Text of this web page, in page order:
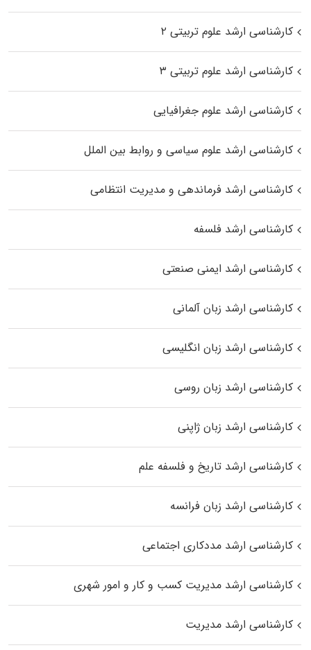
کارشناسی ارشد علوم تربیتی ۲
کارشناسی ارشد علوم تربیتی ۳
کارشناسی ارشد علوم جغرافیایی
کارشناسی ارشد علوم سیاسی و روابط بین الملل
کارشناسی ارشد فرماندهی و مدیریت انتظامی
کارشناسی ارشد فلسفه
کارشناسی ارشد ایمنی صنعتی
کارشناسی ارشد زبان آلمانی
کارشناسی ارشد زبان انگلیسی
کارشناسی ارشد زبان روسی
کارشناسی ارشد زبان ژاپنی
کارشناسی ارشد تاریخ و فلسفه علم
کارشناسی ارشد زبان فرانسه
کارشناسی ارشد مددکاری اجتماعی
کارشناسی ارشد مدیریت کسب و کار و امور شهری
کارشناسی ارشد مدیریت